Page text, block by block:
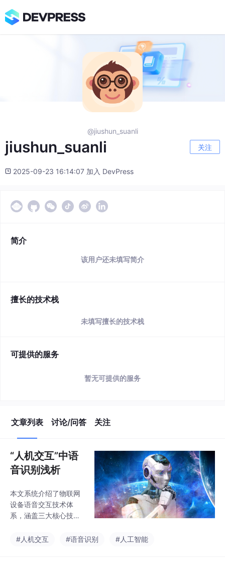
@jiushun_suanli
jiushun_suanli 关注
2025-09-23 16:14:07 加入 DevPress
简介
该用户还未填写简介
擅长的技术栈
未填写擅长的技术栈
可提供的服务
暂无可提供的服务
文章列表 讨论/问答 关注
“人机交互”中语
音识别浅析
本文系统介绍了物联网
设备语音交互技术体
系，涵盖三大核心技
自然语言处理(NLP)和
#人机交互 #语音识别 #人工智能